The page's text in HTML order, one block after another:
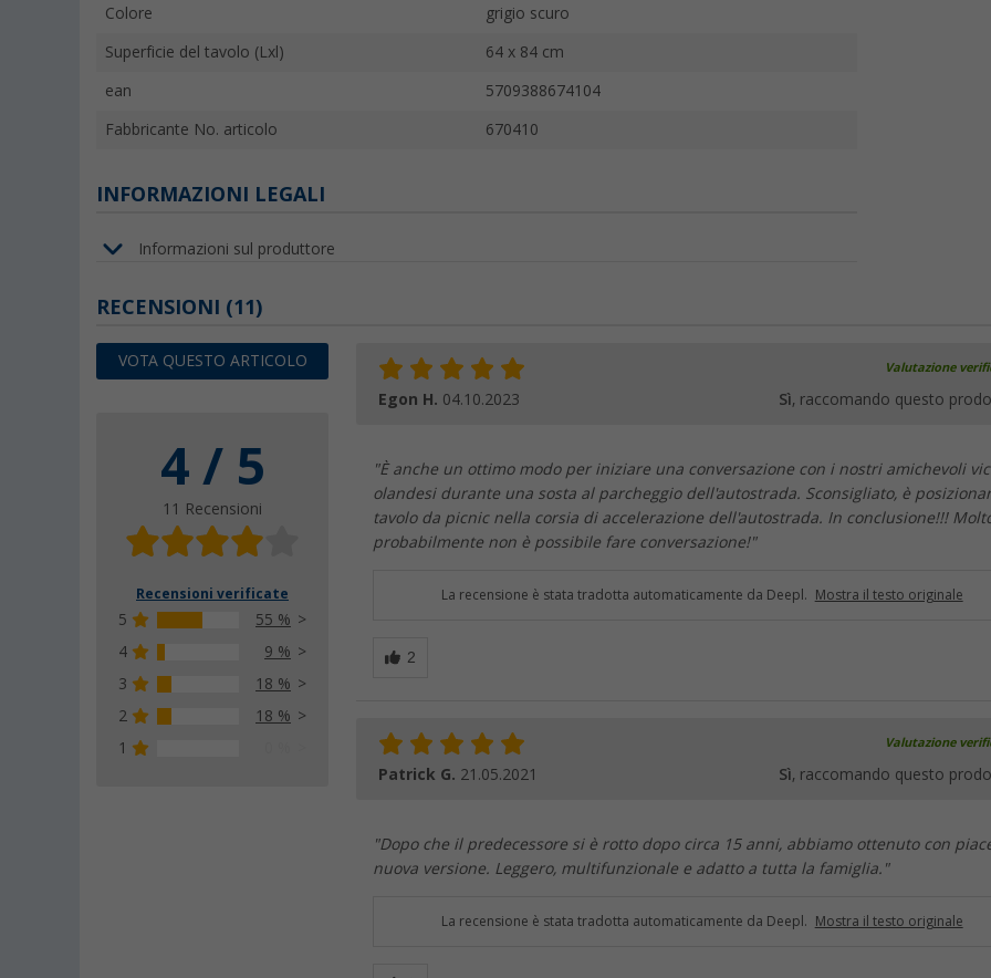
Colore grigio scuro
Superficie del tavolo (Lxl) 64 x 84 cm
ean 5709388674104
Fabbricante No. articolo 670410
INFORMAZIONI LEGALI
Informazioni sul produttore
RECENSIONI (11)
VOTA QUESTO ARTICOLO
4 / 5
11 Recensioni
Recensioni verificate
5
55 %
4
9 %
3
18 %
2
18 %
1
Valutazione
Egon H. 04.10.2023 Sì, raccomando questo
"È anche un ottimo modo per iniziare una conversazione con i nostri amichevoli
olandesi durante una sosta al parcheggio dell'autostrada. Sconsigliato, è
tavolo da picnic nella corsia di accelerazione dell'autostrada. In conclusione!!!
probabilmente non è possibile fare conversazione!"
La recensione è stata tradotta automaticamente da Deepl. Mostra il testo originale
Valutazione
Patrick G. 21.05.2021 Sì, raccomando questo
"Dopo che il predecessore si è rotto dopo circa 15 anni, abbiamo ottenuto con
nuova versione. Leggero, multifunzionale e adatto a tutta la famiglia."
La recensione è stata tradotta automaticamente da Deepl. Mostra il testo originale